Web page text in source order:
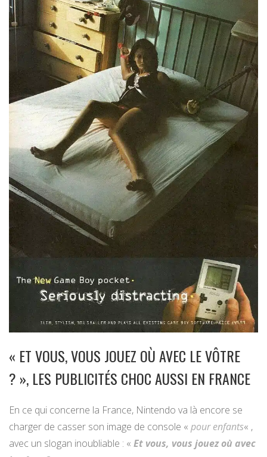
« ET VOUS, VOUS JOUEZ OÙ AVEC LE VÔTRE
? », LES PUBLICITÉS CHOC AUSSI EN FRANCE
En ce qui concerne la France, Nintendo va là encore se
charger de casser son image de console « pour enfants« ,
avec un slogan inoubliable : « Et vous, vous jouez où avec